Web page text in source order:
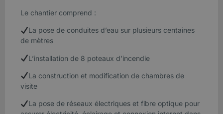
Le chantier comprend :
La pose de conduites d’eau sur plusieurs centaines
de mètres
L’installation de 8 poteaux d’incendie
La construction et modification de chambres de
visite
La pose de réseaux électriques et fibre optique pour